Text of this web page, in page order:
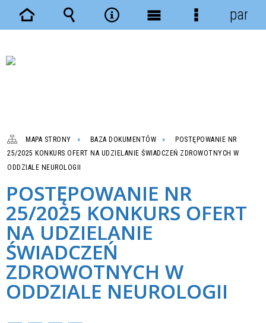
MAPA STRONY BAZA DOKUMENTÓW
POSTĘPOWANIE NR
25/2025 KONKURS OFERT NA UDZIELANIE ŚWIADCZEŃ ZDROWOTNYCH W
ODDZIALE NEUROLOGII
POSTĘPOWANIE NR
25/2025 KONKURS OFERT
NA UDZIELANIE
ŚWIADCZEŃ
ZDROWOTNYCH W
ODDZIALE NEUROLOGII
Strona Wyszukiwarka
NarzędziaMenu
Menu
panel